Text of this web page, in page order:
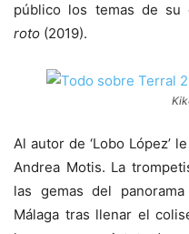
público los temas de su
roto (2019).
Al autor de ‘Lobo López’
Andrea Motis. La
las gemas del
Málaga tras llenar el